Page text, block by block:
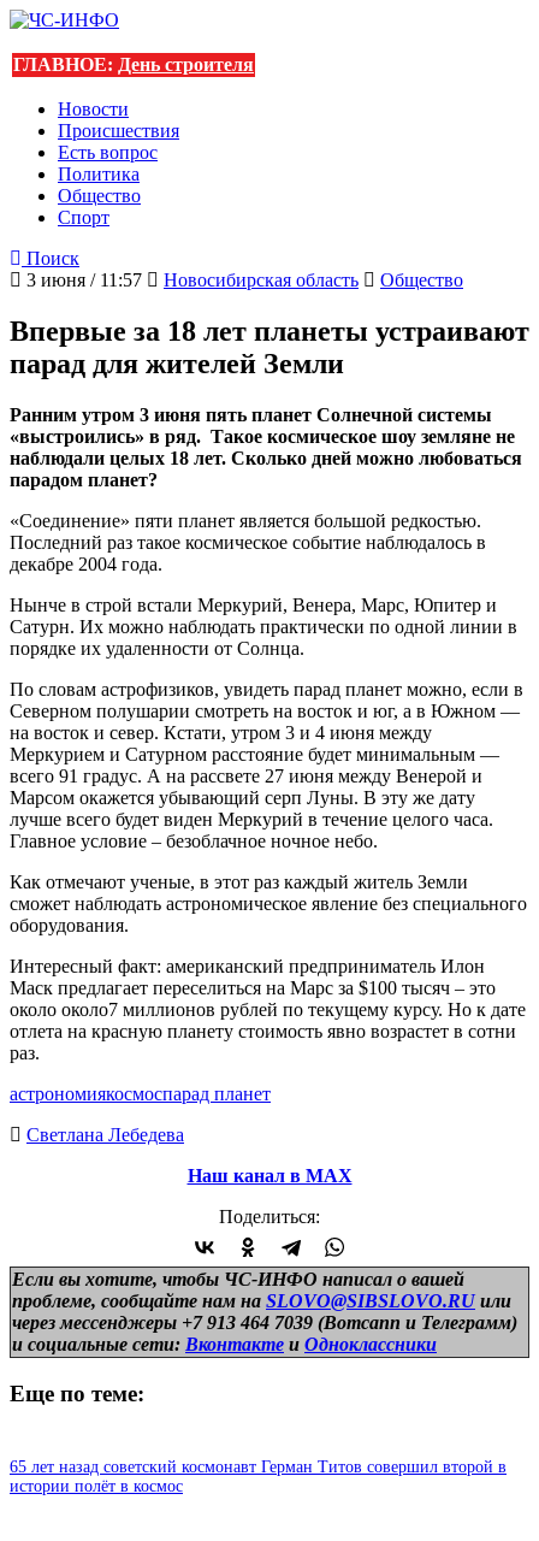
ГЛАВНОЕ: День строителя
Новости
Происшествия
Есть вопрос
Политика
Общество
Спорт
Поиск
3 июня / 11:57
Новосибирская область Общество
Впервые за 18 лет планеты устраивают
парад для жителей Земли
Ранним утром 3 июня пять планет Солнечной системы
«выстроились» в ряд. Такое космическое шоу земляне не
наблюдали целых 18 лет. Сколько дней можно любоваться
парадом планет?
«Соединение» пяти планет является большой редкостью.
Последний раз такое космическое событие наблюдалось в
декабре 2004 года.
Нынче в строй встали Меркурий, Венера, Марс, Юпитер и
Сатурн. Их можно наблюдать практически по одной линии в
порядке их удаленности от Солнца.
По словам астрофизиков, увидеть парад планет можно, если в
Северном полушарии смотреть на восток и юг, а в Южном —
на восток и север. Кстати, утром 3 и 4 июня между
Меркурием и Сатурном расстояние будет минимальным —
всего 91 градус. А на рассвете 27 июня между Венерой и
Марсом окажется убывающий серп Луны. В эту же дату
лучше всего будет виден Меркурий в течение целого часа.
Главное условие – безоблачное ночное небо.
Как отмечают ученые, в этот раз каждый житель Земли
сможет наблюдать астрономическое явление без специального
оборудования.
Интересный факт: американский предприниматель Илон
Маск предлагает переселиться на Марс за $100 тысяч – это
около около7 миллионов рублей по текущему курсу. Но к дате
отлета на красную планету стоимость явно возрастет в сотни
раз.
астрономиякосмоспарад планет
Светлана Лебедева
Наш канал в МАХ
Поделиться:
Если вы хотите, чтобы ЧС-ИНФО написал о вашей
проблеме, сообщайте нам на SLOVO@SIBSLOVO.RU или
через мессенджеры +7 913 464 7039 (Вотсапп и Телеграмм)
и социальные сети: Вконтакте и Одноклассники
Еще по теме:
65 лет назад советский космонавт Герман Титов совершил второй в
истории полёт в космос